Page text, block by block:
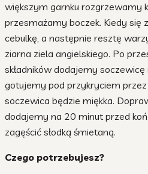
większym garnku rozgrzewamy
przesmażamy boczek. Kiedy się
cebulkę, a następnie resztę
ziarna ziela angielskiego. Po
składników dodajemy
gotujemy pod przykryciem przez
soczewica będzie miękka.
dodajemy na 20 minut przed
zagęścić słodką śmietaną.
Czego potrzebujesz?